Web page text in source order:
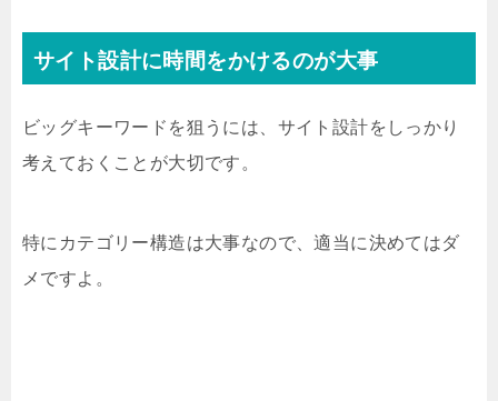
サイト設計に時間をかけるのが大事
ビッグキーワードを狙うには、サイト設計をしっかり
考えておくことが大切です。
特にカテゴリー構造は大事なので、適当に決めてはダ
メですよ。